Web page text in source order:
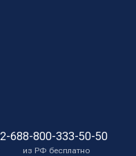
688-800-333-50-50
из РФ бесплатно